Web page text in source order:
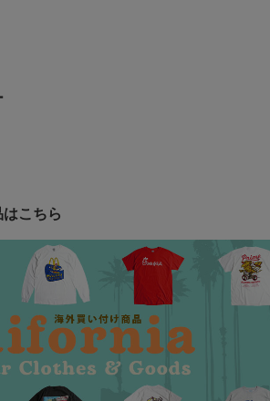
こちら